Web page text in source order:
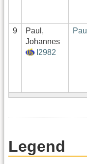
9
Paul,
Johannes
I2982
Paul
Legend